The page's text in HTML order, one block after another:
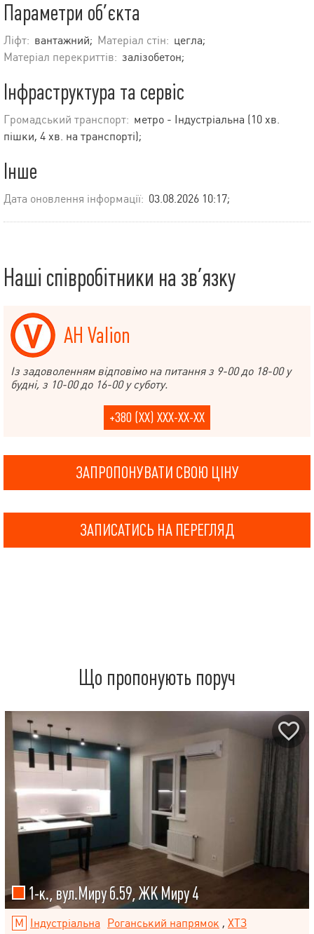
Параметри об’єкта
Ліфт: вантажний; Матеріал стін: цегла;
Матеріал перекриттів: залізобетон;
Інфраструктура та сервіс
Громадський транспорт: метро - Індустріальна (10 хв.
пішки, 4 хв. на транспорті);
Інше
Дата оновлення інформації: 03.08.2026 10:17;
Наші співробітники на зв’язку
АН Valion
Із задоволенням відповімо на питання з 9-00 до 18-00 у
будні, з 10-00 до 16-00 у суботу.
+380 (XX) XXX-XX-XX
ЗАПРОПОНУВАТИ СВОЮ ЦІНУ
ЗАПИСАТИСЬ НА ПЕРЕГЛЯД
Що пропонують поруч
1-к., вул.Миру б.59, ЖК Миру 4
Індустріальна Роганський напрямок , ХТЗ